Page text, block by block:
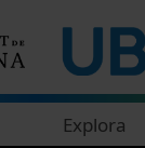
Explora